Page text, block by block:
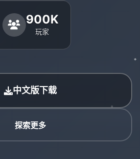
900K
玩家
中文版下载
探索更多